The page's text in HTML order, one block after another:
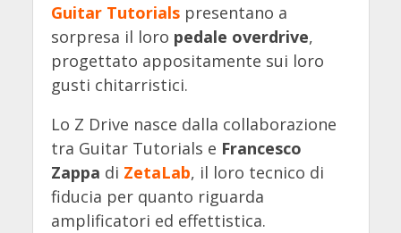
Guitar Tutorialspresentano a
sorpresa il loro pedale overdrive,
progettato appositamente sui loro
gusti chitarristici.
Lo Z Drive nasce dalla collaborazione
tra Guitar Tutorials e Francesco
Zappa di ZetaLab, il loro tecnico di
fiducia per quanto riguarda
amplificatori ed effettistica.